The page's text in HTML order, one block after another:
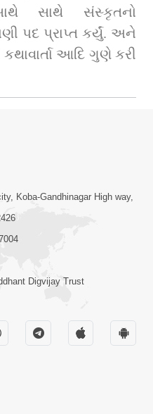
સાથે સંસ્કૃતનો
પદ પ્રાપ્ત કર્યું. અને
કથાવાર્તા આદિ ગુણે કરી
Koba-Gandhinagar High way,
Digvijay Trust